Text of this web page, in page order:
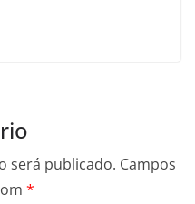
será publicado. Campos
*